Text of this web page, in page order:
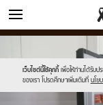
ข่าว
เว็บไซต์นี้ใช้คุกกี้ เพื่อให้ท่านได้รับ
ของเรา โปรดศึกษาเพิ่มเติมที่ นโย
new-
sanook.png
//s.isanook.com/ns/0/
thumbna.jpg